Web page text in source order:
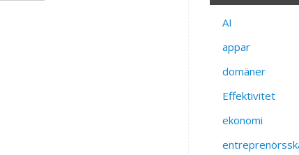
AI
appar
domäner
Effektivitet
ekonomi